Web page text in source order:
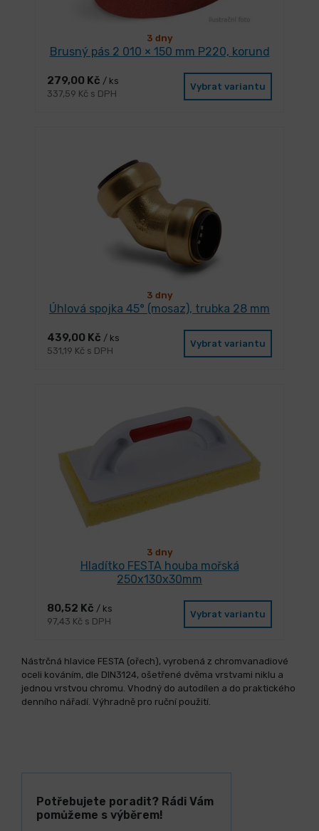
3 dny
Brusný pás 2 010 × 150 mm P220, korund
279,00 Kč / ks
337,59 Kč s DPH
Vybrat variantu
3 dny
Úhlová spojka 45° (mosaz), trubka 28 mm
439,00 Kč / ks
531,19 Kč s DPH
Vybrat variantu
3 dny
Hladítko FESTA houba mořská
250x130x30mm
80,52 Kč / ks
97,43 Kč s DPH
Vybrat variantu
Nástrčná hlavice FESTA (ořech), vyrobená z chromvanadiové
oceli kováním, dle DIN3124, ošetřené dvěma vrstvami niklu a
jednou vrstvou chromu. Vhodný do autodílen a do praktického
denního nářadí. Výhradně pro ruční použití.
Potřebujete poradit? Rádi Vám
pomůžeme s výběrem!